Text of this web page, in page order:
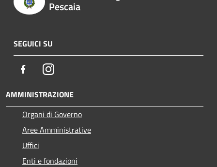
Pescaia
SEGUICI SU
FacebookInstagram
AMMINISTRAZIONE
Organi di Governo
Aree Amministrative
Uffici
Enti e fondazioni